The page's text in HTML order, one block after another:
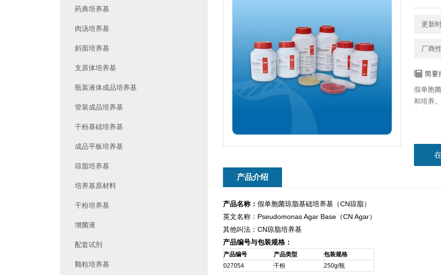
更新
厂商
简要
假单胞
和培养。
产品介绍
产品名称： 假单胞菌琼脂基础培养基（CN琼脂）
英文名称：Pseudomonas Agar Base（CN Agar）
其他叫法：CN琼脂培养基
产品编号与包装规格：
产品编号 产品类型
包装规格
027054
干粉 250g/瓶
药典培养基
肉汤培养基
斜面培养基
支原体培养基
瓶装液体成品培养基
管装成品培养基
干粉基础培养基
成品平板培养基
琼脂培养基
培养基原材料
干粉培养基
增菌液
配套试剂
颗粒培养基